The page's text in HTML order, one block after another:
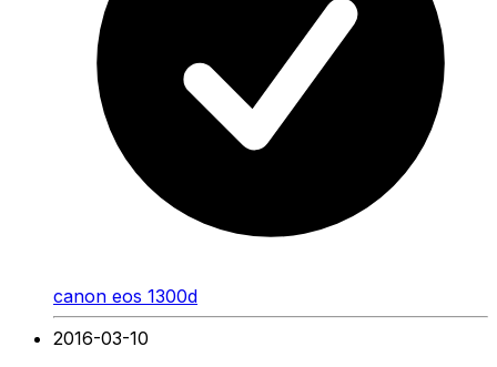
canon eos 1300d
2016-03-10